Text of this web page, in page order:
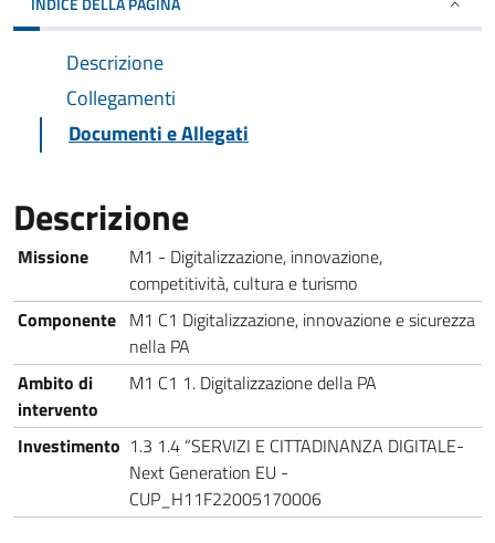
Descrizione
Collegamenti
Documenti e Allegati
Descrizione
Missione
M1 - Digitalizzazione, innovazione,
competitività, cultura e turismo
Componente M1 C1 Digitalizzazione, innovazione e sicurezza
nella PA
Ambito di
intervento
M1 C1 1. Digitalizzazione della PA
Investimento 1.3 1.4 “SERVIZI E CITTADINANZA DIGITALE-
Next Generation EU -
CUP_H11F22005170006